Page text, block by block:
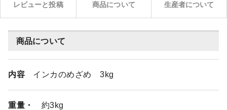
レビューと投稿 商品について 生産者について
商品について
内容 インカのめざめ 3kg
重量・
約3kg